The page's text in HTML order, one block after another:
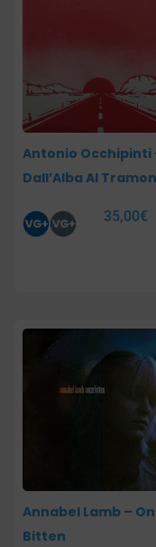
Antonio Occhipinti
Dall’Alba Al
35,00€
Annabel Lamb –
Bitten